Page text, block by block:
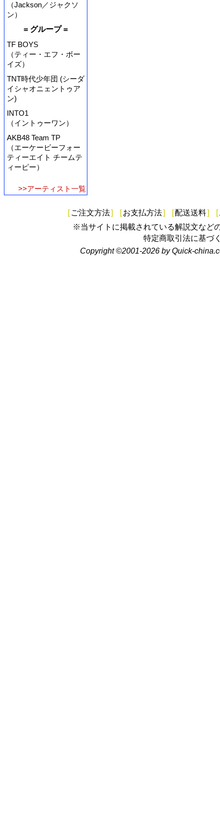
（Jackson／ジャクソ
ン）
= グループ =
TF BOYS
（ティー・エフ・ボー
イズ）
TNT時代少年団 (シーダ
イシャオニェントゥア
ン)
INTO1
（イントゥーワン）
AKB48 Team TP
（エーケービーフォー
ティーエイト チームテ
ィーピー）
>>アーティスト一覧
[ ご注文方法] [お支払方法] [配送送料] [
※当サイトに掲載されている解説文など
特定商取引法に基づ
Copyright ©2001-2026 by Quick-